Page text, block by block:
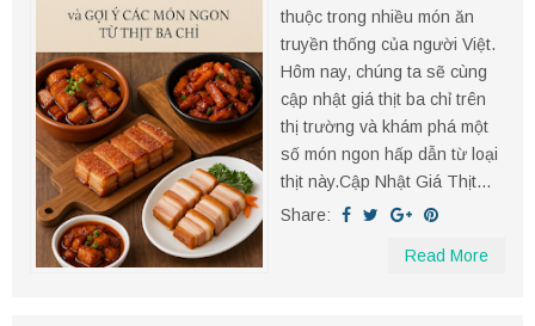
thuộc trong nhiều món ăn
truyền thống của người Việt.
Hôm nay, chúng ta sẽ cùng
cập nhật giá thịt ba chỉ trên
thị trường và khám phá một
số món ngon hấp dẫn từ loại
thịt này.​ Cập Nhật Giá Thịt...
Share:
Read More